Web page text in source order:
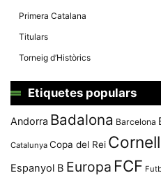
Primera Catalana
Titulars
Torneig d’Històrics
Etiquetes populars
Andorra Badalona Barcelona
Catalunya Copa del Rei
Espanyol B Europa FCF